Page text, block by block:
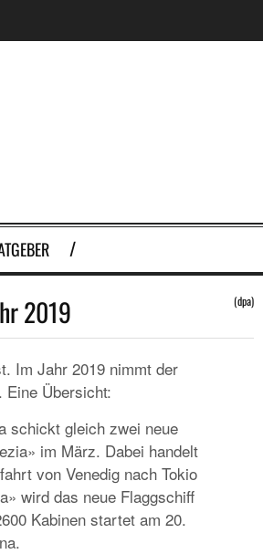
2019 (dpa)
Im Jahr 2019 nimmt der
Eine Übersicht:
schickt gleich zwei neue
im März. Dabei handelt
von Venedig nach Tokio
wird das neue Flaggschiff
Kabinen startet am 20.
DAS PROGRAMM DER KIELER WOCHE 2024:
EIN FEST FÜR ALLE SINNE